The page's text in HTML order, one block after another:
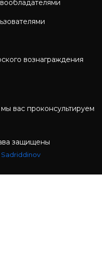
вознаграждения
вас проконсультируем
защищены
Sadriddinov